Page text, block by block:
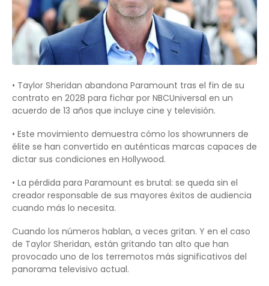
• Taylor Sheridan abandona Paramount tras el fin de su
contrato en 2028 para fichar por NBCUniversal en un
acuerdo de 13 años que incluye cine y televisión.
• Este movimiento demuestra cómo los showrunners de
élite se han convertido en auténticas marcas capaces de
dictar sus condiciones en Hollywood.
• La pérdida para Paramount es brutal: se queda sin el
creador responsable de sus mayores éxitos de audiencia
cuando más lo necesita.
Cuando los números hablan, a veces gritan. Y en el caso
de Taylor Sheridan, están gritando tan alto que han
provocado uno de los terremotos más significativos del
panorama televisivo actual.